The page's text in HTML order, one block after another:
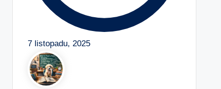
7 listopadu, 2025